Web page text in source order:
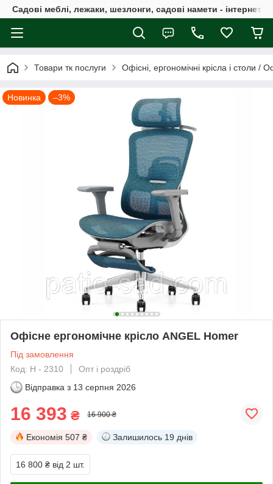
Садові меблі, лежаки, шезлонги, садові намети - інтернет-
Товари тк послуги Офісні, ергономічні крісла і столи
Новинка –3%
Офісне ергономічне крісло ANGEL Homer
Під замовлення
Код: H - 2310
Опт і роздріб
Відправка з 13 серпня 2026
16 393 ₴ 16 900 ₴
Економія 507 ₴ Залишилось 19 днів
16 800 ₴ від 2 шт.